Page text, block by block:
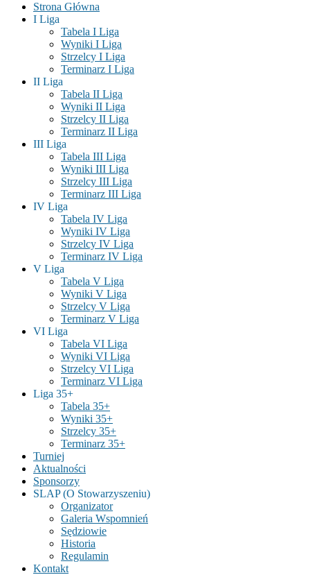
Strona Główna
I Liga
Tabela I Liga
Wyniki I Liga
Strzelcy I Liga
Terminarz I Liga
II Liga
Tabela II Liga
Wyniki II Liga
Strzelcy II Liga
Terminarz II Liga
III Liga
Tabela III Liga
Wyniki III Liga
Strzelcy III Liga
Terminarz III Liga
IV Liga
Tabela IV Liga
Wyniki IV Liga
Strzelcy IV Liga
Terminarz IV Liga
V Liga
Tabela V Liga
Wyniki V Liga
Strzelcy V Liga
Terminarz V Liga
VI Liga
Tabela VI Liga
Wyniki VI Liga
Strzelcy VI Liga
Terminarz VI Liga
Liga 35+
Tabela 35+
Wyniki 35+
Strzelcy 35+
Terminarz 35+
Turniej
Aktualności
Sponsorzy
SLAP (O Stowarzyszeniu)
Organizator
Galeria Wspomnień
Sędziowie
Historia
Regulamin
Kontakt